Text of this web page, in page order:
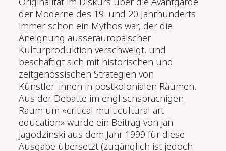
der Moderne des 19. und 20 Jahrhunderts
immer schon ein Mythos war, der die
Aneignung ausseräuropäischer
Kulturproduktion verschweigt, und
beschäftigt sich mit historischen und
zeitgenössischen Strategien von
Künstler_innen in postkolonialen Räumen.
Aus der Debatte im englischsprachigen
Raum um «critical multicultural art
education» wurde ein Beitrag von jan
jagodzinski aus dem Jahr 1999 für diese
Ausgabe übersetzt (zugänglich ist jedoch